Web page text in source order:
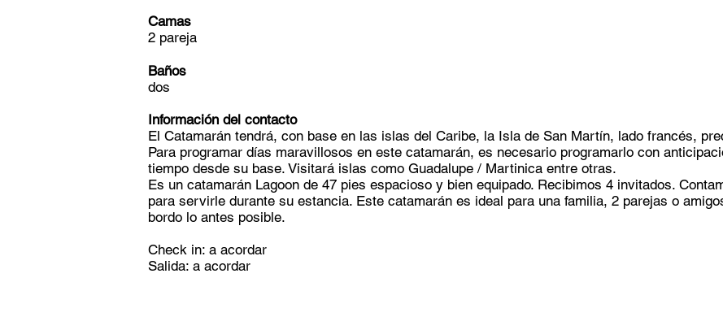
Camas
2 pareja
Baños
dos
Información del contacto
El Catamarán tendrá, con base en las islas del Caribe, la Isla de San Martín, lado francés,
Para programar días maravillosos en este catamarán, es necesario programarlo con
tiempo desde su base. Visitará islas como Guadalupe / Martinica entre otras.
Es un catamarán Lagoon de 47 pies espacioso y bien equipado. Recibimos 4 invitados.
para servirle durante su estancia. Este catamarán es ideal para una familia, 2 parejas o
bordo lo antes posible.
Check in: a acordar
Salida: a acordar